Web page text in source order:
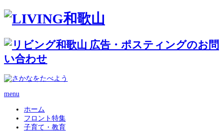
menu
ホーム
フロント特集
子育て・教育